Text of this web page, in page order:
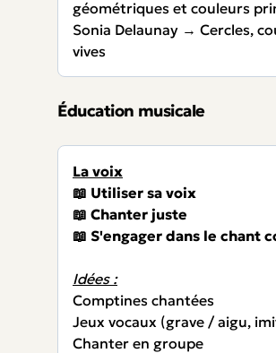
géométriques et couleurs
Sonia Delaunay → Cercles,
vives
Éducation musicale
La voix
📖 Utiliser sa voix
📖 Chanter juste
📖 S'engager dans le chant
Idées :
Comptines chantées
Jeux vocaux (grave / aigu,
Chanter en groupe